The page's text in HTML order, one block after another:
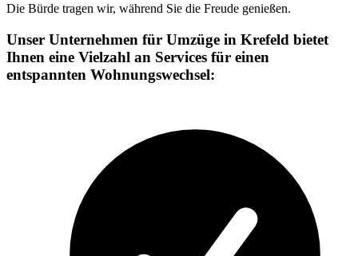
Die Bürde tragen wir, während Sie die Freude genießen.
Unser Unternehmen für Umzüge in Krefeld bietet
Ihnen eine Vielzahl an Services für einen
entspannten Wohnungswechsel: